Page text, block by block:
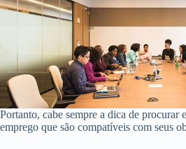
Portanto, cabe sempre a dica de procurar
emprego que são compatíveis com seus